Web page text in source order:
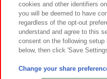
©Bandai
©Bandai Namco
cookies and other identifiers
you will be deemed to have
regardless of the opt-out
understand and agree to this
consent on the following
below, then click 'Save
Change your share